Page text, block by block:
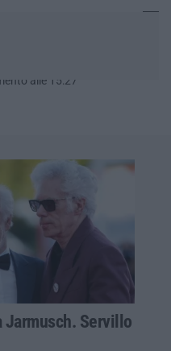
alle 15:27
Jarmusch. Servillo